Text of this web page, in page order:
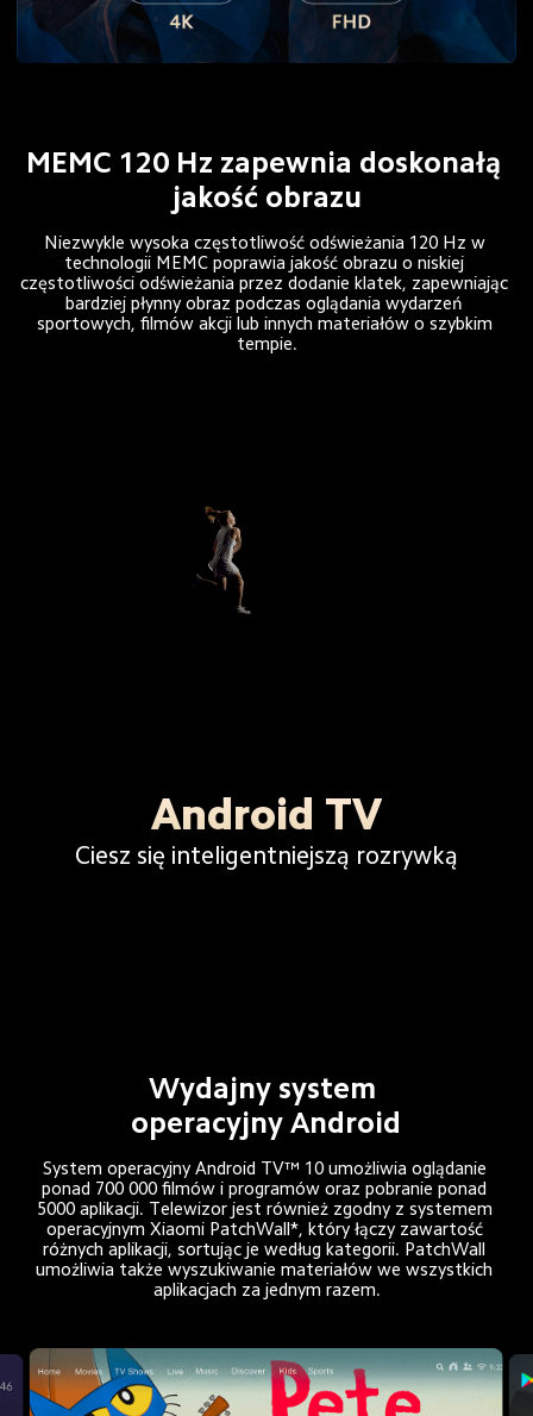
MEMC 120 Hz zapewnia doskonałą
jakość obrazu
Niezwykle wysoka częstotliwość odświeżania 120 Hz w
technologii MEMC poprawia jakość obrazu o niskiej
częstotliwości odświeżania przez dodanie klatek, zapewniając
bardziej płynny obraz podczas oglądania wydarzeń
sportowych, filmów akcji lub innych materiałów o szybkim
tempie.
Android TV
Ciesz się inteligentniejszą rozrywką
Wydajny system
operacyjny Android
System operacyjny Android TV™ 10 umożliwia oglądanie
ponad 700 000 filmów i programów oraz pobranie ponad
5000 aplikacji. Telewizor jest również zgodny z systemem
operacyjnym Xiaomi PatchWall*, który łączy zawartość
różnych aplikacji, sortując je według kategorii. PatchWall
umożliwia także wyszukiwanie materiałów we wszystkich
aplikacjach za jednym razem.